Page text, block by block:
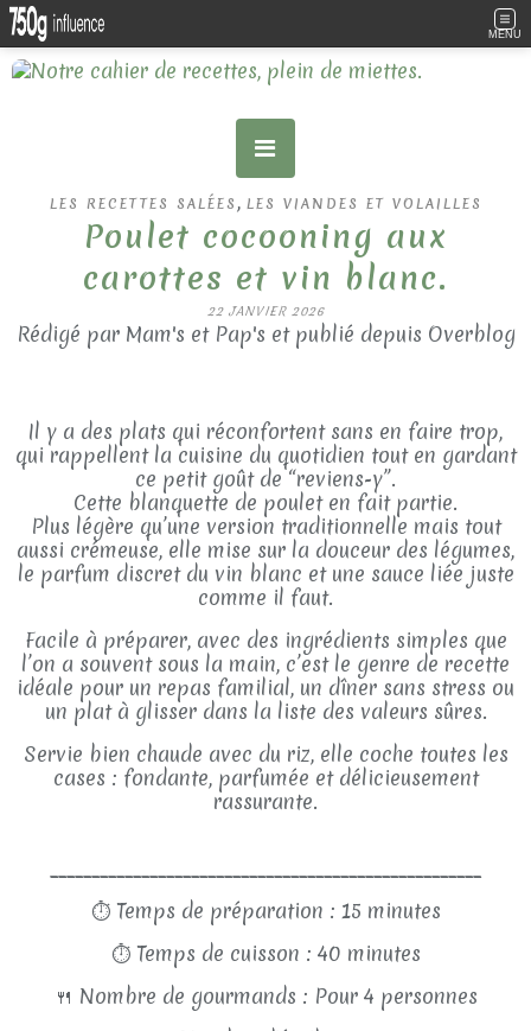
MENU
LES RECETTES SALÉES , LES VIANDES ET VOLAILLES
Poulet cocooning aux
carottes et vin blanc.
22 JANVIER 2026
Rédigé par Mam's et Pap's et publié depuis Overblog
Il y a des plats qui réconfortent sans en faire trop,
qui rappellent la cuisine du quotidien tout en gardant
ce petit goût de “reviens-y”.
Cette blanquette de poulet en fait partie.
Plus légère qu’une version traditionnelle mais tout
aussi crémeuse, elle mise sur la douceur des légumes,
le parfum discret du vin blanc et une sauce liée juste
comme il faut.
Facile à préparer, avec des ingrédients simples que
l’on a souvent sous la main, c’est le genre de recette
idéale pour un repas familial, un dîner sans stress ou
un plat à glisser dans la liste des valeurs sûres.
Servie bien chaude avec du riz, elle coche toutes les
cases : fondante, parfumée et délicieusement
rassurante.
⏱ Temps de préparation : 15 minutes
⏱ Temps de cuisson : 40 minutes
🍴 Nombre de gourmands : Pour 4 personnes